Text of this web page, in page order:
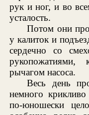
рук и ног, и во
усталость.
Потом они
у калиток и
сердечно со
рукопожатиями,
рычагом насоса.
Весь день
немного
по-юношески